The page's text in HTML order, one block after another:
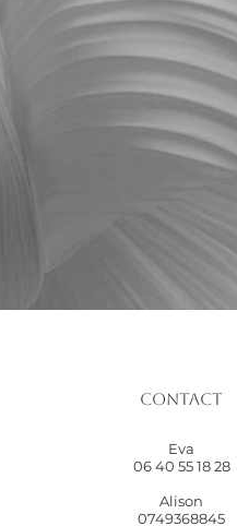
Contact
Eva
06 40 55 18 28
Alison
0749368845